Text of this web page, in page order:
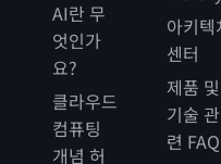
AI란 무
엇인가
요?
클라우드
컴퓨팅
개념 허
아키텍
센터
제품 및
기술 관
련 FAQ